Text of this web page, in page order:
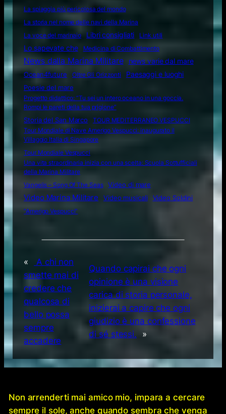
La spiaggia più pericolosa del mondo
La storia nel nome delle navi della Marina
La voce del marinaio
Libri consigliati Link utili
Lo sapevate che Medicina di Combattimento
News dalla Marina Militare
news varie dal mare
Ocean4future
Oltre Gli Orizzonti
Paesaggi e luoghi
Poesie del mare
Progetto didattico: “Tu sei un intero oceano in una goccia.
Rompi le pareti della tua prigione”
Storia del San Marco
TOUR MEDITERRANEO VESPUCCI
Tour Mondiale di Nave Amerigo Vespucci: inaugurato il
Villaggio Italia di Singapore
Tour Mondiale Vespucci
Una vita straordinaria inizia con una scelta: Scuola Sottufficiali
della Marina Militare
Vangelis – Song Of The Seas
Video di mare
Video Marina Militare Video musicali
Video Soldini
“Amerigo Vespucci”
«
A chi non
smette mai di
credere che
qualcosa di
bello possa
sempre
accadere
Quando capirai che ogni
opinione è una visione
carica di storia personale,
inizierai a capire che ogni
giudizio è una confessione
di sé stessi.
»
Non arrenderti mai amico mio, impara a cercare
sempre il sole, anche quando sembra che venga